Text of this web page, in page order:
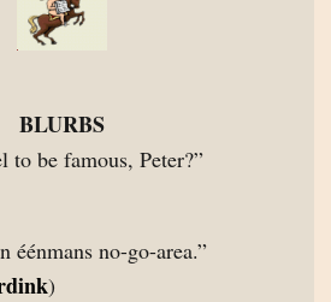
BLURBS
to be famous, Peter?”
éénmans no-go-area.”
)